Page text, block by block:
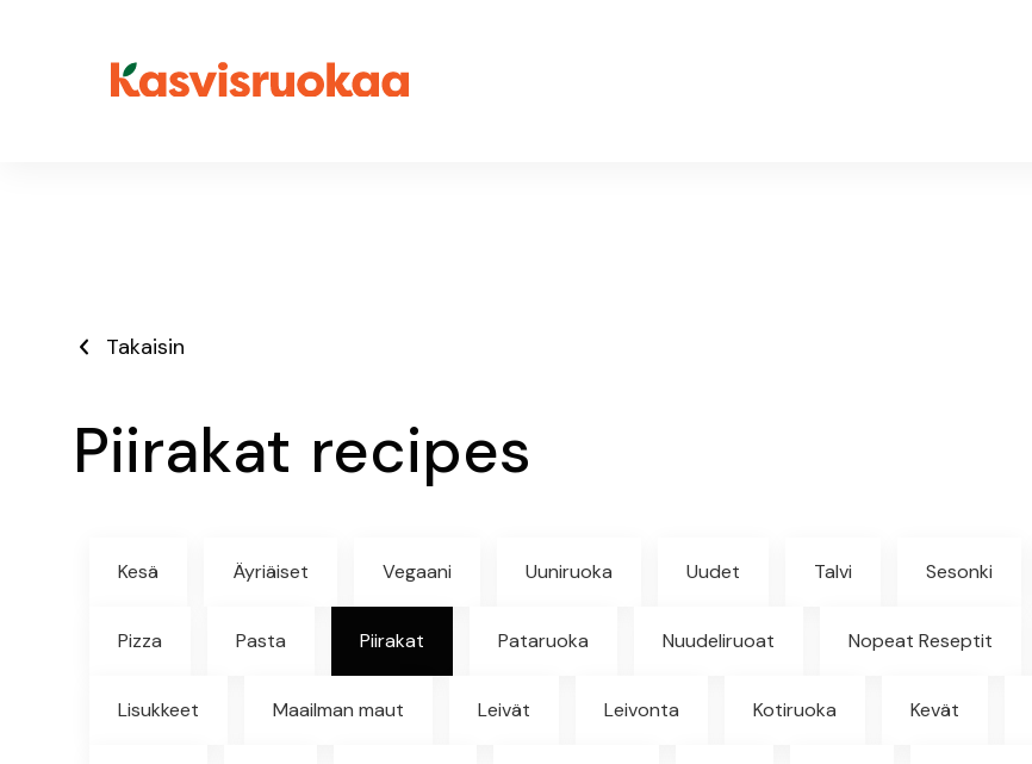
 Takaisin
Piirakat recipes
Kesä Äyriäiset Vegaani Uuniruoka Uudet Talvi Sesonki
Pizza Pasta Piirakat Pataruoka Nuudeliruoat Nopeat Reseptit
Lisukkeet Maailman maut Leivät Leivonta Kotiruoka Kevät